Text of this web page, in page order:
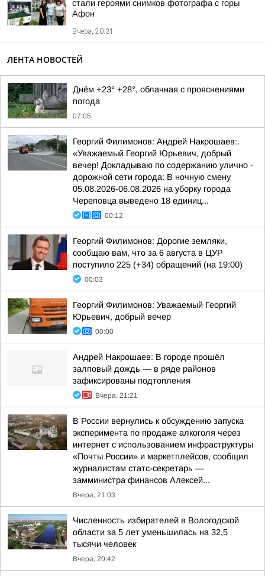
стали героями снимков фотографа с горы
Афон
Вчера, 20:31
ЛЕНТА НОВОСТЕЙ
Днём +23° +28°, облачная с прояснениями
погода
07:05
Георгий Филимонов: Андрей Накрошаев:.
«Уважаемый Георгий Юрьевич, добрый
вечер! Докладываю по содержанию улично -
дорожной сети города: В ночную смену
05.08.2026-06.08.2026 на уборку города
Череповца выведено 18 единиц...
00:12
Георгий Филимонов: Дорогие земляки,
сообщаю вам, что за 6 августа в ЦУР
поступило 225 (+34) обращений (на 19:00)
00:03
Георгий Филимонов: Уважаемый Георгий
Юрьевич, добрый вечер
00:00
Андрей Накрошаев: В городе прошёл
залповый дождь — в ряде районов
зафиксированы подтопления
Вчера, 21:21
В России вернулись к обсуждению запуска
эксперимента по продаже алкоголя через
интернет с использованием инфраструктуры
«Почты России» и маркетплейсов, сообщил
журналистам статс-секретарь —
замминистра финансов Алексей...
Вчера, 21:03
Численность избирателей в Вологодской
области за 5 лет уменьшилась на 32,5
тысячи человек
Вчера, 20:42